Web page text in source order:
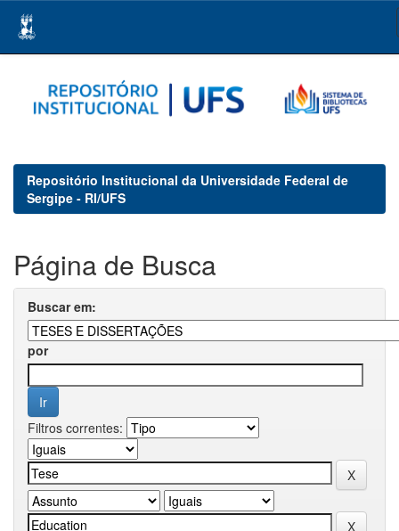
navigation
Repositório Institucional da Universidade Federal de
Sergipe - RI/UFS
Página de Busca
Buscar em:
por
Filtros correntes: